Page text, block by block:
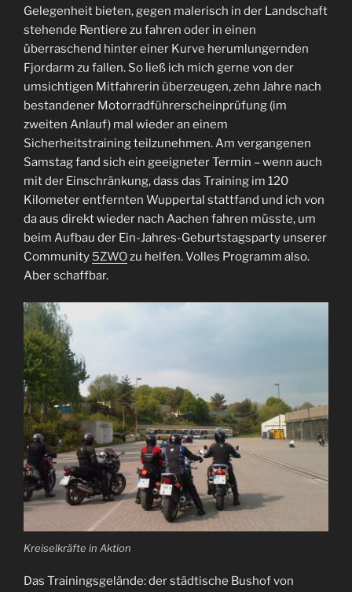
Gelegenheit bieten, gegen malerisch in der Landschaft
stehende Rentiere zu fahren oder in einen
überraschend hinter einer Kurve herumlungernden
Fjordarm zu fallen. So ließ ich mich gerne von der
umsichtigen Mitfahrerin überzeugen, zehn Jahre nach
bestandener Motorradführerscheinprüfung (im
zweiten Anlauf) mal wieder an einem
Sicherheitstraining teilzunehmen. Am vergangenen
Samstag fand sich ein geeigneter Termin – wenn auch
mit der Einschränkung, dass das Training im 120
Kilometer entfernten Wuppertal stattfand und ich von
da aus direkt wieder nach Aachen fahren müsste, um
beim Aufbau der Ein-Jahres-Geburtstagsparty unserer
Community 5ZWOzu helfen. Volles Programm also.
Aber schaffbar.
Kreiselkräfte in Aktion
Das Trainingsgelände: der städtische Bushof von